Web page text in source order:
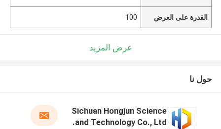
القدرة على العرض 100
عرض المزيد
حول نا
Sichuan Hongjun Science
and Technology Co., Ltd.